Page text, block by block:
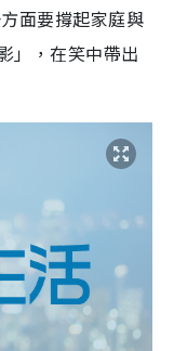
面要撐起家庭與
」，在笑中帶出